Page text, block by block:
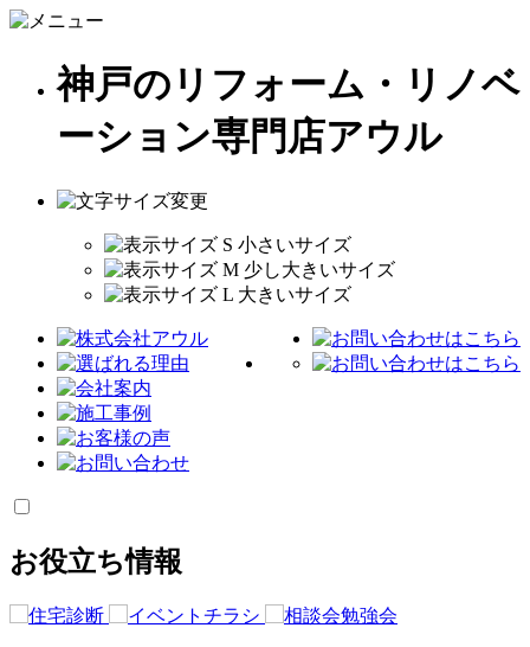
神戸のリフォーム・リノベ
ーション専門店アウル
お役立ち情報